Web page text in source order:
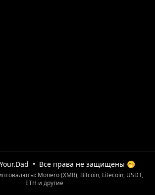
• Все права не защищены 🤭
Monero (XMR), Bitcoin, Litecoin, USDT,
ETH и другие